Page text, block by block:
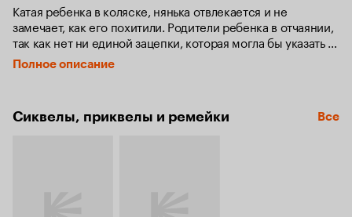
Катая ребенка в коляске, нянька отвлекается и не
замечает, как его похитили. Родители ребенка в отчаянии,
так как нет ни единой зацепки, которая могла бы указать
на похитителя, однако Ровер – их пес, имеющий
безупречный нюх – найдет ребенка без каких-либо
Полное описание
Сиквелы, приквелы и ремейки Все